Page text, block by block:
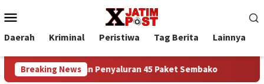
ke
kontenMobile
Daerah Kriminal Peristiwa Tag Berita Lainnya
Breaking News
dan Penyaluran 45 Paket Sembako Polres Gresik